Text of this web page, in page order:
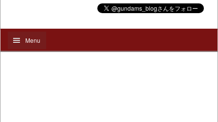
Menu